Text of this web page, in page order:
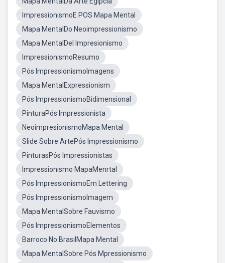
ImpressionismoE POS Mapa Mental
Mapa MentalDo Neoimpressionismo
Mapa MentalDel Impresionismo
ImpressionismoResumo
Pós ImpressionismoImagens
Mapa MentalExpressionism
Pós ImpressionismoBidimensional
PinturaPós Impressionista
NeoimpresionismoMapa Mental
Slide Sobre ArtePós Impressionismo
PinturasPós Impressionistas
Impressionismo MapaMenrtal
Pós ImpressionismoEm Lettering
Pós ImpressionismoImagem
Mapa MentalSobre Fauvismo
Pós ImpressionismoElementos
Barroco No BrasilMapa Mental
Mapa MentalSobre Pós Mpressionismo